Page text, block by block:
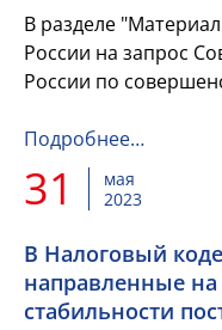
В разделе
России на запрос
России по
Подробнее…
31
мая
2023
В Налоговый
направленные на
стабильности